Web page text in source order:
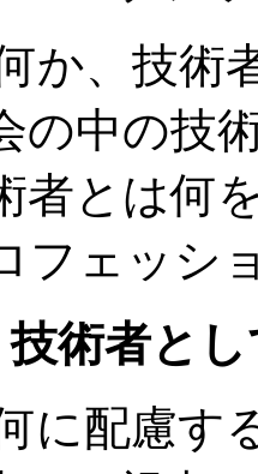
か、技術
中の技
とは何を
ッショ
術者とし
に配慮す